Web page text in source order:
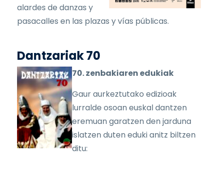
alardes de danzas y
pasacalles en las plazas y vías públicas.
Dantzariak 70
70. zenbakiaren edukiak
Gaur aurkeztutako edizioak
lurralde osoan euskal dantzen
eremuan garatzen den jarduna
islatzen duten eduki anitz biltzen
ditu: